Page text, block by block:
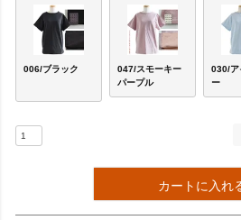
006/ブラック
047/スモーキー
パープル
030/ア
ー
カートに入れ